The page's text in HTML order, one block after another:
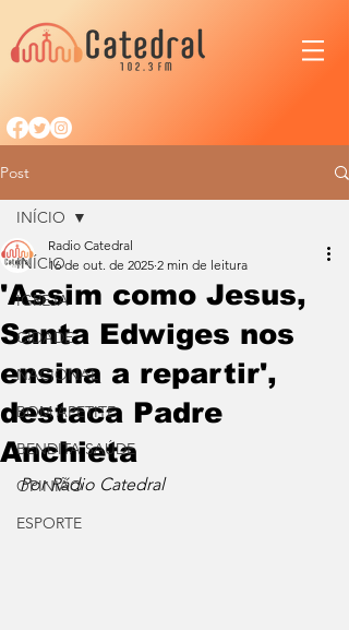
Post
INÍCIO
IGREJA
CIDADE
NACIONAL
BOM APETITE
BENDITA SAÚDE
OPINIÃO
ESPORTE
INÍCIO
'Assim como Jesus,
Santa Edwiges nos
ensina a repartir',
destaca Padre
Anchieta
Radio Catedral
16 de out. de 2025 2 min de leitura
Por Rádio Catedral